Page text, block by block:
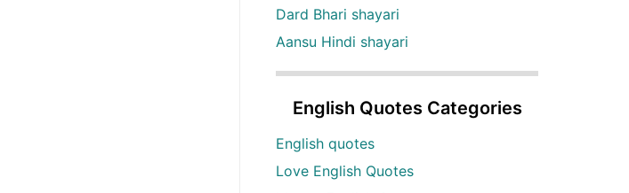
Dard Bhari shayari
Aansu Hindi shayari
English Quotes Categories
English quotes
Love English Quotes